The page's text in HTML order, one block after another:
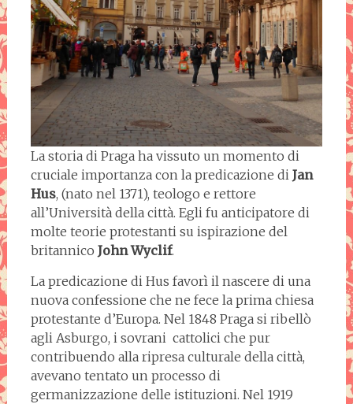
La storia di Praga ha vissuto un momento di
cruciale importanza con la predicazione di Jan
Hus, (nato nel 1371), teologo e rettore
all’Università della città. Egli fu anticipatore di
molte teorie protestanti su ispirazione del
britannico John Wyclif.
La predicazione di Hus favorì il nascere di una
nuova confessione che ne fece la prima chiesa
protestante d’Europa. Nel 1848 Praga si ribellò
agli Asburgo, i sovrani cattolici che pur
contribuendo alla ripresa culturale della città,
avevano tentato un processo di
germanizzazione delle istituzioni. Nel 1919